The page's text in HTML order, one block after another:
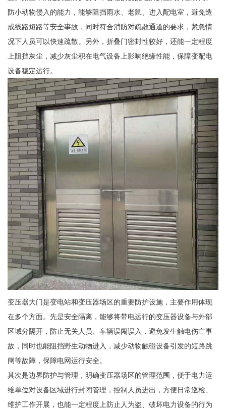
防小动物侵入的能力，能够阻挡雨水、老鼠、进入配电室，避免造
成线路短路等安全事故，同时符合消防对疏散通道的要求，紧急情
况下人员可以快速疏散。另外，折叠门密封性较好，还能一定程度
上阻挡灰尘，减少灰尘积在电气设备上影响绝缘性能，保障变配电
设备稳定运行。
变压器大门是变电站和变压器场区的重要防护设施，主要作用体现
在多个方面。先是安全隔离，能够将带电运行的变压器设备与外部
区域分隔开，防止无关人员、车辆误闯误入，避免发生触电伤亡事
故，同时也能阻挡野生动物进入，减少动物触碰设备引发的短路跳
闸等故障，保障电网运行安全。
其次是边界防护与管理，明确变压器场区的管理范围，便于电力运
维单位对设备区域进行封闭管理，控制人员进出，方便日常巡检、
维护工作开展，也能一定程度上防止人为盗、破坏电力设备的行为